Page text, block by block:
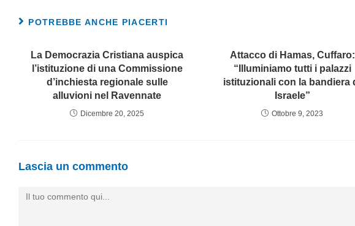
POTREBBE ANCHE PIACERTI
La Democrazia Cristiana auspica
l’istituzione di una Commissione
d’inchiesta regionale sulle
alluvioni nel Ravennate
Dicembre 20, 2025
Attacco di Hamas, Cuffaro:
“Illuminiamo tutti i palazzi
istituzionali con la bandiera
Israele”
Ottobre 9, 2023
Lascia un commento